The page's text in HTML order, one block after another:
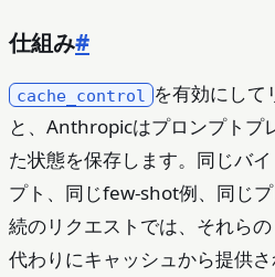
仕組み#
cache_control
を有効にして
と、Anthropicはプロンプトプ
た状態を保存します。同じバ
プト、同じfew-shot例、同じ
続のリクエストでは、それら
代わりにキャッシュから提供さ